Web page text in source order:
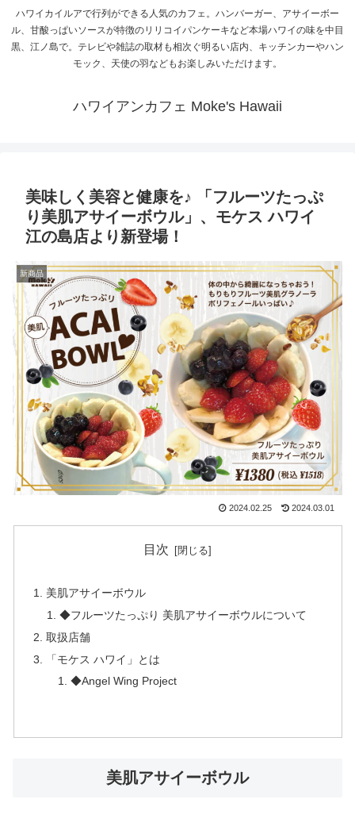
ハワイカイルアで行列ができる人気のカフェ。ハンバーガー、アサイーボー
ル、甘酸っぱいソースが特徴のリリコイパンケーキなど本場ハワイの味を中目
黒、江ノ島で。テレビや雑誌の取材も相次ぐ明るい店内、キッチンカーやハン
モック、天使の羽などもお楽しみいただけます。
ハワイアンカフェ Moke's Hawaii
美味しく美容と健康を♪ 「フルーツたっぷ
り美肌アサイーボウル」、モケス ハワイ
江の島店より新登場！
新商品
2024.02.25 2024.03.01
目次
美肌アサイーボウル
◆フルーツたっぷり 美肌アサイーボウルについて
取扱店舗
「モケス ハワイ」とは
◆Angel Wing Project
美肌アサイーボウル